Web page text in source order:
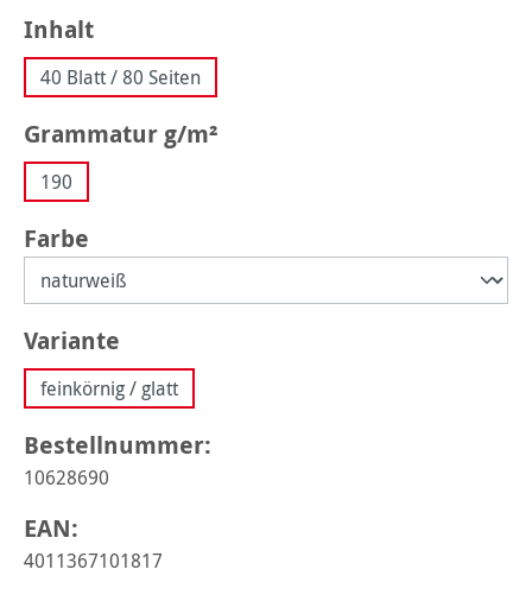
Inhaltauswählen
40 Blatt / 80 Seiten
Grammatur g/m²
190
Farbe
Variante
feinkörnig / glatt
Bestellnummer:
10628690
EAN:
4011367101817